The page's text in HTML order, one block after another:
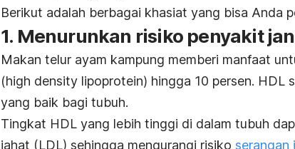
Berikut adalah berbagai khasiat yang bisa Anda
1. Menurunkan risiko penyakit
Makan telur ayam kampung memberi manfaat
(high density lipoprotein) hingga 10 persen. HDL
yang baik bagi tubuh.
Tingkat HDL yang lebih tinggi di dalam tubuh
jahat (LDL) sehingga mengurangi risiko serangan